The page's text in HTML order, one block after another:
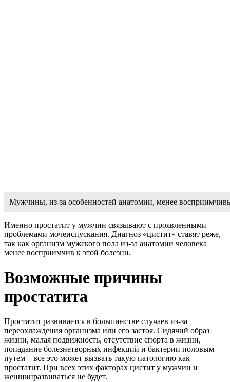
Мужчины, из-за особенностей анатомии, менее
Именно простатит у мужчин связывают с проявленными
проблемами мочеиспускания. Диагноз «цистит» ставят реже,
так как организм мужского пола из-за анатомии человека
менее восприимчив к этой болезни.
Возможные причины
простатита
Простатит развивается в большинстве случаев из-за
переохлаждения организма или его застоя. Сидячий образ
жизни, малая подвижность, отсутствие спорта в жизни,
попадание болезнетворных инфекций и бактерии половым
путем – все это может вызвать такую патологию как
простатит. При всех этих факторах цистит у мужчин и
женщинразвиваться не будет.